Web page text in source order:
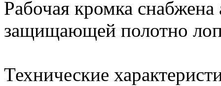
Рабочая кромка
защищающей полотно
Технические